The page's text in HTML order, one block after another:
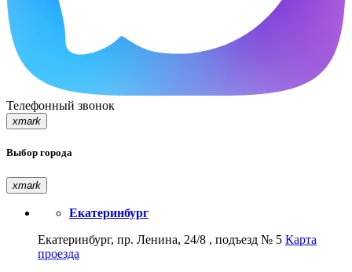
Телефонный звонок
xmark
Выбор города
xmark
Екатеринбург
Екатеринбург, пр. Ленина, 24/8 , подъезд № 5 Карта
проезда